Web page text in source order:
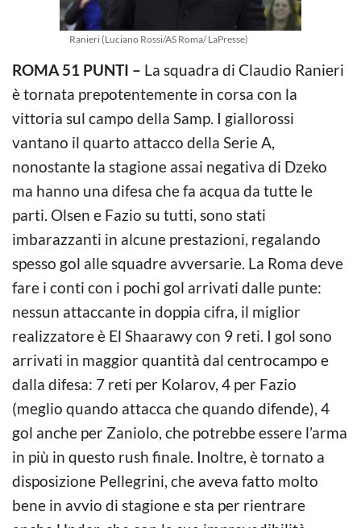
Ranieri (Luciano Rossi/AS Roma/ LaPresse)
ROMA 51 PUNTI – La squadra di Claudio Ranieri
è tornata prepotentemente in corsa con la
vittoria sul campo della Samp. I giallorossi
vantano il quarto attacco della Serie A,
nonostante la stagione assai negativa di Dzeko
ma hanno una difesa che fa acqua da tutte le
parti. Olsen e Fazio su tutti, sono stati
imbarazzanti in alcune prestazioni, regalando
spesso gol alle squadre avversarie. La Roma deve
fare i conti con i pochi gol arrivati dalle punte:
nessun attaccante in doppia cifra, il miglior
realizzatore è El Shaarawy con 9 reti. I gol sono
arrivati in maggior quantità dal centrocampo e
dalla difesa: 7 reti per Kolarov, 4 per Fazio
(meglio quando attacca che quando difende), 4
gol anche per Zaniolo, che potrebbe essere l’arma
in più in questo rush finale. Inoltre, è tornato a
disposizione Pellegrini, che aveva fatto molto
bene in avvio di stagione e sta per rientrare